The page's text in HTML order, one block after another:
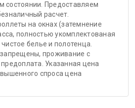
состоянии. Предоставляем
расчет.
на окнах (затемнение
полностью укомплектованая
белье и полотенца.
проживание с
Указанная цена
спроса цена